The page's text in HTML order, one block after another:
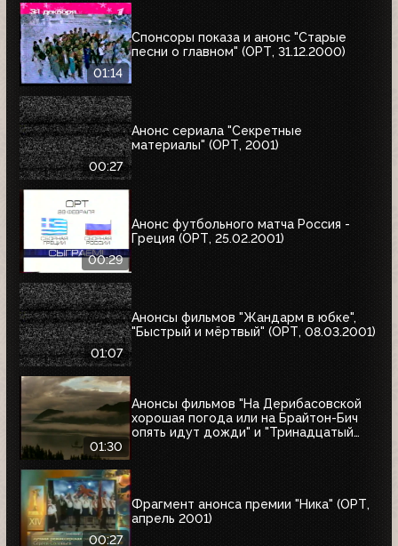
01:14
Спонсоры показа и анонс "Старые
песни о главном" (ОРТ, 31.12.2000)
00:27
Анонс сериала "Секретные
материалы" (ОРТ, 2001)
00:29
Анонс футбольного матча Россия -
Греция (ОРТ, 25.02.2001)
01:07
Анонсы фильмов "Жандарм в юбке",
"Быстрый и мёртвый" (ОРТ, 08.03.2001)
01:30
Анонсы фильмов "На Дерибасовской
хорошая погода или на Брайтон-Бич
опять идут дожди" и "Тринадцатый
00:27
Фрагмент анонса премии "Ника" (ОРТ,
апрель 2001)